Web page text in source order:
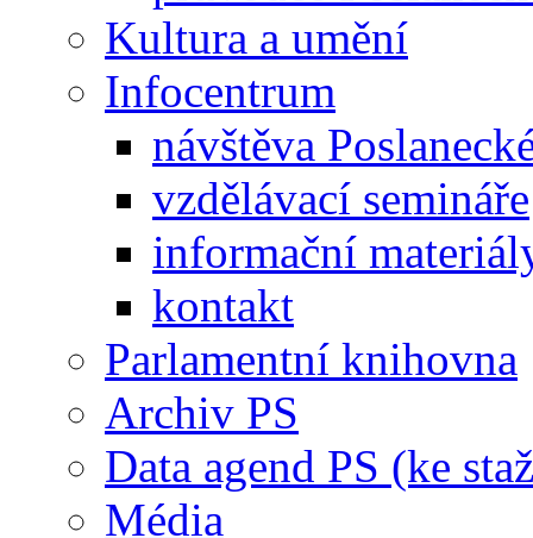
Kultura a umění
Infocentrum
návštěva
vzdělávací semináře
informační
kontakt
Parlamentní knihovna
Archiv PS
Data agend PS (ke
Média